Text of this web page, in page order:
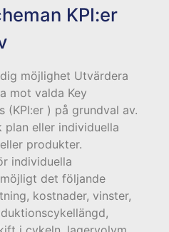
KPI:er
möjlighet Utvärdera
mot valda Key
(KPI:er ) på grundval av.
plan eller individuella
produkter.
individuella
det följande
kostnader, vinster,